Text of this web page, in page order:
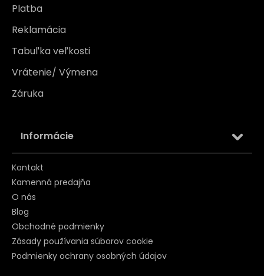
Platba
Reklamácia
Tabuľka veľkosti
Vrátenie/ Výmena
Záruka
Informácie
Kontakt
Kamenná predajňa
O nás
Blog
Obchodné podmienky
Zásady používania súborov cookie
Podmienky ochrany osobných údajov